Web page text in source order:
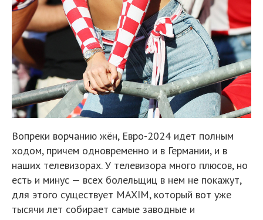
Вопреки ворчанию жён, Евро-2024 идет полным
ходом, причем одновременно и в Германии, и в
наших телевизорах. У телевизора много плюсов, но
есть и минус — всех болельщиц в нем не покажут,
для этого существует MAXIM, который вот уже
тысячи лет собирает самые заводные и